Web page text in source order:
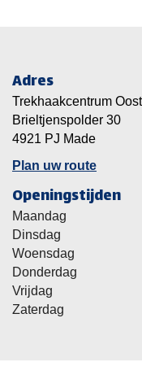
Adres
Trekhaakcentrum
Brieltjenspolder 30
4921 PJ Made
Plan uw route
Openingstijden
Maandag
Dinsdag
Woensdag
Donderdag
Vrijdag
Zaterdag